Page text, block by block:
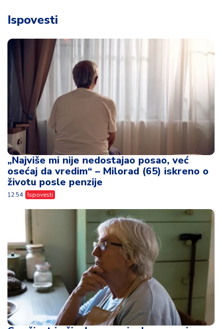
Ispovesti
„Najviše mi nije nedostajao posao, već
osećaj da vredim“ – Milorad (65) iskreno o
životu posle penzije
12:54 Ispovesti